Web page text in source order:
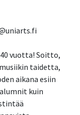
vuotta! Soitto,
taidetta,
aikana esiin
kuin